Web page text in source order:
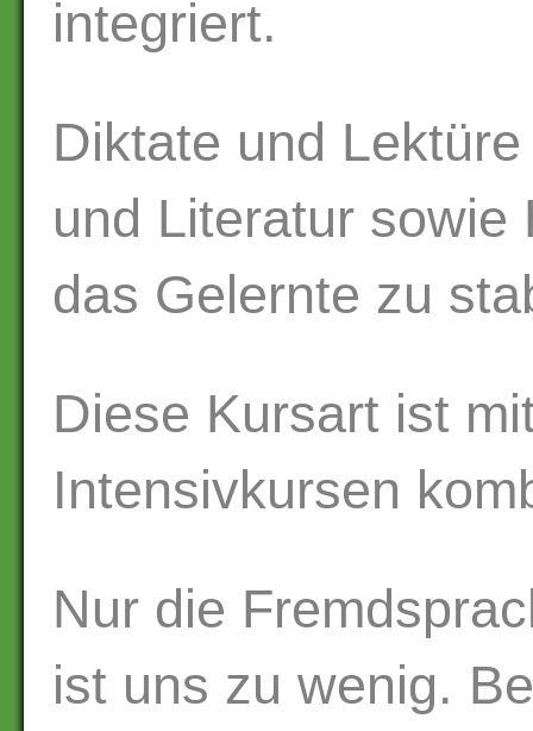
integriert.
Diktate und
und Literatur sowie
das Gelernte zu
Diese Kursart ist
Intensivkursen
Nur die
ist uns zu wenig.